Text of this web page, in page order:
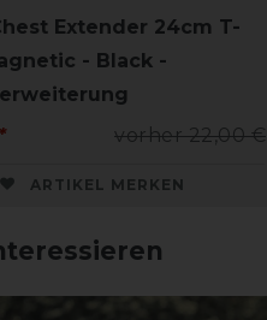
Extender 24cm T-
- Black -
vorher 22,00 €
ARTIKEL MERKEN